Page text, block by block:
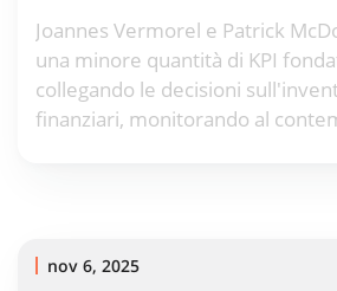
Joannes Vermorel e Patrick
una minore quantità di KPI
collegando le decisioni
finanziari, monitorando al
nov 6, 2025